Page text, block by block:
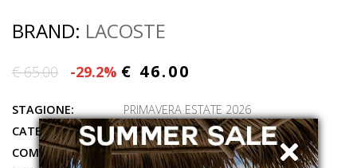
BRAND: LACOSTE
€ 65.00 -29.2% € 46.00
STAGIONE:
PRIMAVERA ESTATE 2026
CATEGORIE:
ABBIGLIAMENTO,T-SHIRT
COMPOSIZIONE:
100% COTTON